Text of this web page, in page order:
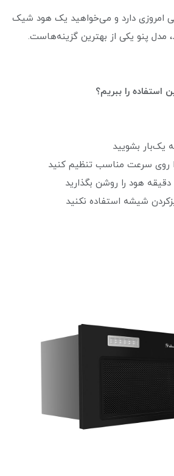
امروزی دارد و می‌خواهید یک هود شیک
مدل پنو یکی از بهترین گزینه‌هاست.
استفاده را ببریم؟
روی سرعت مناسب تنظیم کنید
شیشه استفاده نکنید